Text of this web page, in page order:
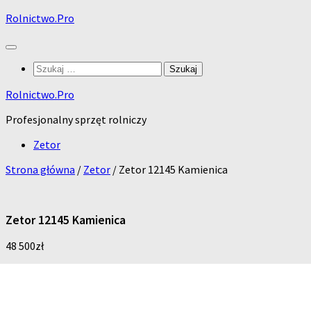
Skip
content
Rolnictwo.Pro
Szukaj:
Rolnictwo.Pro
Profesjonalny sprzęt rolniczy
Zetor
Strona główna / Zetor / Zetor 12145 Kamienica
Zetor 12145 Kamienica
48 500zł